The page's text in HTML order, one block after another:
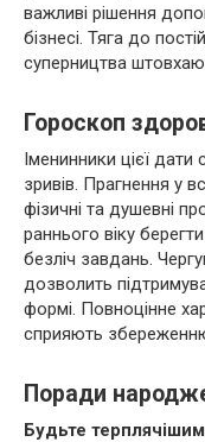
важливі рішення
бізнесі. Тяга до
суперництва
Гороскоп
Іменинники цієї дати
зривів. Прагнення у
фізичні та душевні
раннього віку
безліч завдань.
дозволить
формі. Повноцінне
сприяють
Поради
Будьте